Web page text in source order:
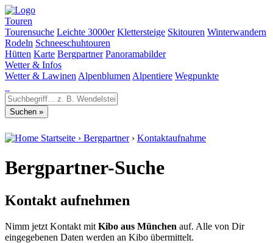
Touren
Tourensuche Leichte 3000er Klettersteige Skitouren Winterwandern
Rodeln Schneeschuhtouren
Hütten Karte Bergpartner Panoramabilder
Wetter & Infos
Wetter & Lawinen Alpenblumen Alpentiere Wegpunkte
Startseite › Bergpartner › Kontaktaufnahme
Bergpartner-Suche
Kontakt aufnehmen
Nimm jetzt Kontakt mit Kibo aus München auf. Alle von Dir
eingegebenen Daten werden an Kibo übermittelt.